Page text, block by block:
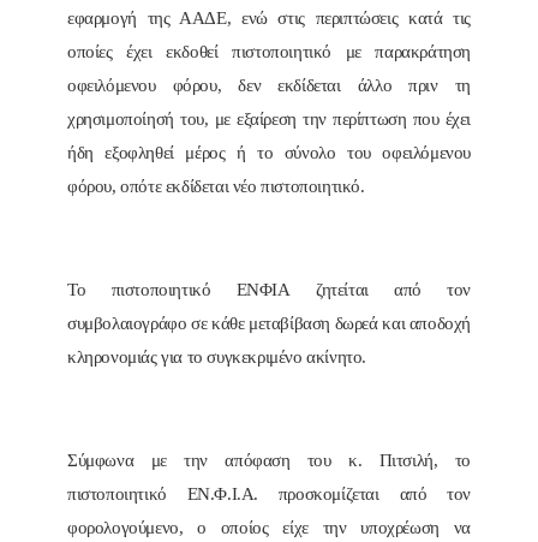
εφαρμογή της ΑΑΔΕ, ενώ στις περιπτώσεις κατά τις
οποίες έχει εκδοθεί πιστοποιητικό με παρακράτηση
οφειλόμενου φόρου, δεν εκδίδεται άλλο πριν τη
χρησιμοποίησή του, με εξαίρεση την περίπτωση που έχει
ήδη εξοφληθεί μέρος ή το σύνολο του οφειλόμενου
φόρου, οπότε εκδίδεται νέο πιστοποιητικό.
Το πιστοποιητικό ΕΝΦΙΑ ζητείται από τον
συμβολαιογράφο σε κάθε μεταβίβαση δωρεά και αποδοχή
κληρονομιάς για το συγκεκριμένο ακίνητο.
Σύμφωνα με την απόφαση του κ. Πιτσιλή, το
πιστοποιητικό ΕΝ.Φ.Ι.Α. προσκομίζεται από τον
φορολογούμενο, ο οποίος είχε την υποχρέωση να